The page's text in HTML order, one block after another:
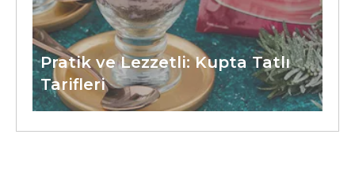
Pratik ve Lezzetli: Kupta Tatlı
Tarifleri